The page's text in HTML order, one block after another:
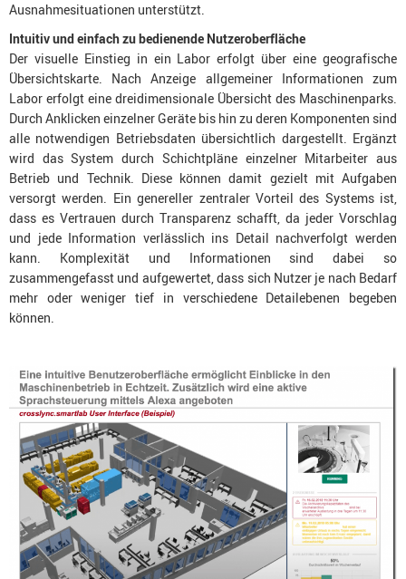
Ausnahmesituationen unterstützt.
Intuitiv und einfach zu bedienende Nutzeroberfläche
Der visuelle Einstieg in ein Labor erfolgt über eine geografische
Übersichtskarte. Nach Anzeige allgemeiner Informationen zum
Labor erfolgt eine dreidimensionale Übersicht des Maschinenparks.
Durch Anklicken einzelner Geräte bis hin zu deren Komponenten sind
alle notwendigen Betriebsdaten übersichtlich dargestellt. Ergänzt
wird das System durch Schichtpläne einzelner Mitarbeiter aus
Betrieb und Technik. Diese können damit gezielt mit Aufgaben
versorgt werden. Ein genereller zentraler Vorteil des Systems ist,
dass es Vertrauen durch Transparenz schafft, da jeder Vorschlag
und jede Information verlässlich ins Detail nachverfolgt werden
kann. Komplexität und Informationen sind dabei so
zusammengefasst und aufgewertet, dass sich Nutzer je nach Bedarf
mehr oder weniger tief in verschiedene Detailebenen begeben
können.